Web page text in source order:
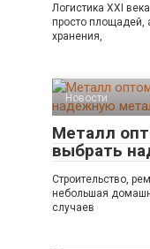
Логистика XXI
просто площадей,
хранения,
Новости
Металл
выбрать
Строительство,
небольшая
случаев